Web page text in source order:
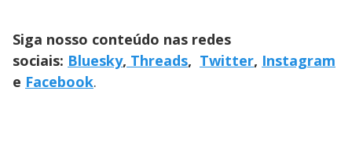
Siga nosso conteúdo nas redes
sociais: Bluesky, Threads, Twitter, Instagram
e Facebook.